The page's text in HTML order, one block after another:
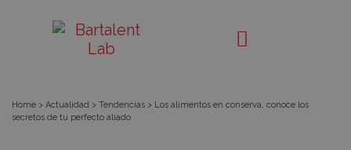
Los
alimentos
en
Bartalent
Lab
Home > Actualidad > Tendencias > Los alimentos en conserva, conoce los
secretos de tu perfecto aliado